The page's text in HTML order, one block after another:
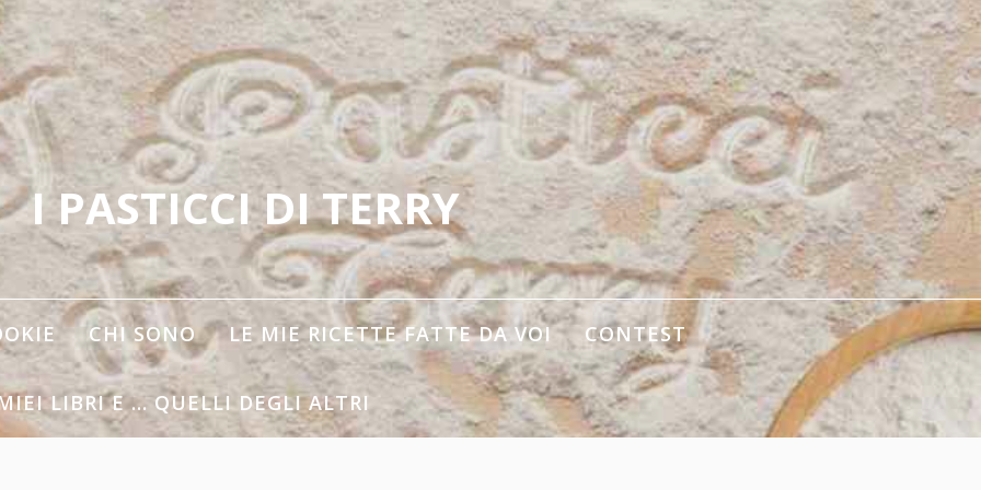
I PASTICCI DI TERRY
CHI SONO LE MIE RICETTE FATTE DA VOI CONTEST
LIBRI E … QUELLI DEGLI ALTRI